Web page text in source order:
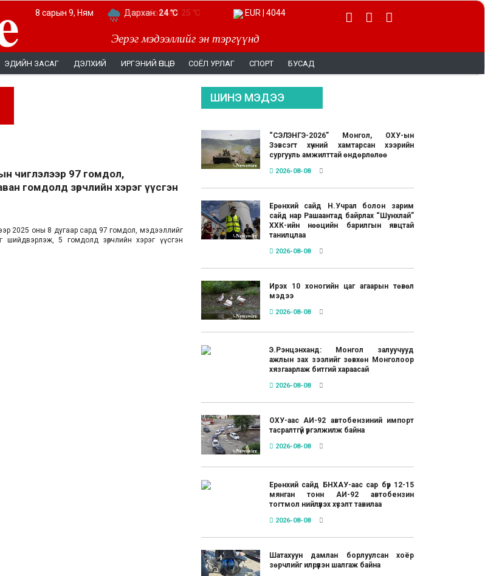
Эерэг мэдээллийг эн тэргүүнд
8 сарын 9, Ням Дархан:24 ℃ EUR | 4044
ЭДИЙН ЗАСАГ ДЭЛХИЙ ИРГЭНИЙ ӨНЦӨГ СОЁЛ УРЛАГ СПОРТ БУСАД
чиглэлээр 97 гомдол,
гомдолд зөрчлийн хэрэг үүсгэн
2025 оны 8 дугаар сард 97 гомдол, мэдээллийг
5 гомдолд зөрчлийн хэрэг үүсгэн
ШИНЭ МЭДЭЭ
“СЭЛЭНГЭ-2026” Монгол, ОХУ-ын
Зэвсэгт хүчний хамтарсан хээрийн
сургууль амжилттай өндөрлөлөө
2026-08-08
Ерөнхий сайд Н.Учрал болон зарим
сайд нар Рашаантад байрлах “Шунхлай”
ХХК-ийн нөөцийн барилгын явцтай
танилцлаа
2026-08-08
Ирэх 10 хоногийн цаг агаарын төвөл
мэдээ
2026-08-08
Э.Рэнцэнханд: Монгол залуучууд
ажлын зах зээлийг зөвхөн Монголоор
хязгаарлаж битгий хараасай
2026-08-08
ОХУ-аас АИ-92 автобензиний импорт
тасралтгүй үргэлжилж байна
2026-08-08
Ерөнхий сайд БНХАУ-аас сар бүр 12-15
мянган тонн АИ-92 автобензин
тогтмол нийлүүлэх хүсэлт тавилаа
2026-08-08
Шатахуун дамлан борлуулсан хоёр
зөрчлийг илрүүлэн шалгаж байна